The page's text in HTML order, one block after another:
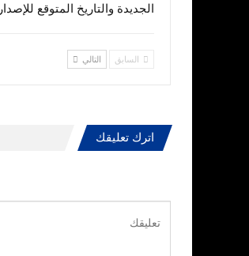
الجديدة والتاريخ المتوقع للإصدار
السابق التالي
اترك تعليقك